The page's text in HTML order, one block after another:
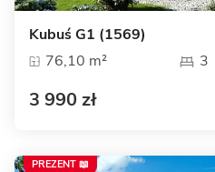
Kubuś G1 (1569)
76,10 m²
3
3 990 zł
PREZENT 📖